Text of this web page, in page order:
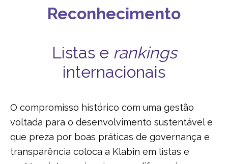
Reconhecimento
Listas e rankings
internacionais
O compromisso histórico com uma gestão
voltada para o desenvolvimento sustentável e
que preza por boas práticas de governança e
transparência coloca a Klabin em listas e